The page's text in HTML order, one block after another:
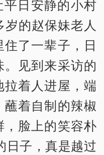
日安静的小村
的赵保妹老人
了一辈子，日
见到来采访的
着人进屋，端
着自制的辣椒
脸上的笑容朴
日子，真是越过